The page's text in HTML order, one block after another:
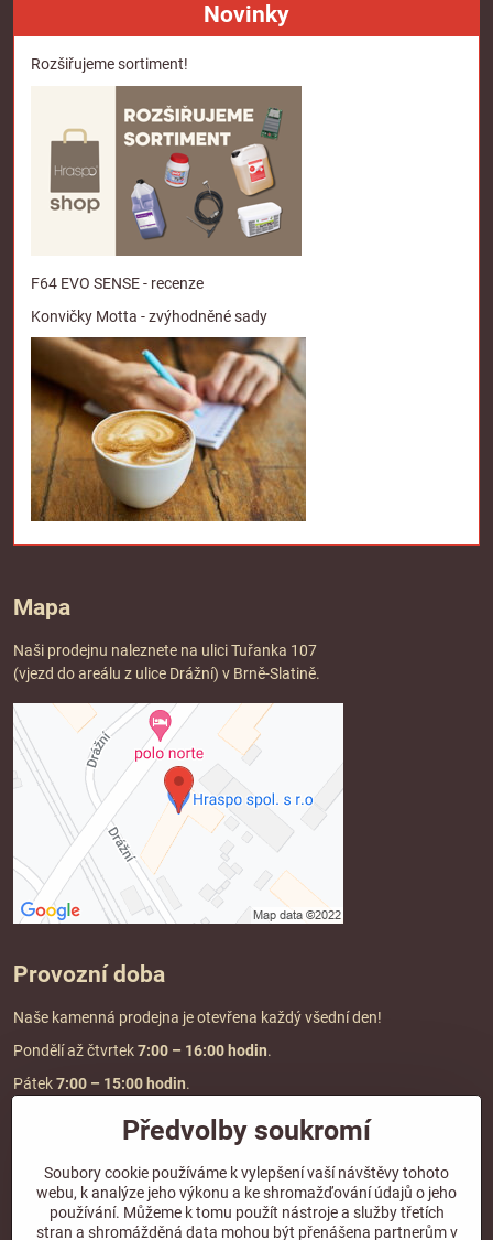
Novinky
Rozšiřujeme sortiment!
F64 EVO SENSE - recenze
Konvičky Motta - zvýhodněné sady
Mapa
Naši prodejnu naleznete na ulici Tuřanka 107
(vjezd do areálu z ulice Drážní) v Brně-Slatině.
Provozní doba
Naše kamenná prodejna je otevřena každý všední den!
Pondělí až čtvrtek7:00 – 16:00 hodin.
Pátek7:00 – 15:00 hodin.
Doprava a platba
DOPRAVA ZDARMA
při objednávce nad2000 Kč vč. DPH.
Předvolby soukromí
Soubory cookie používáme k vylepšení vaší návštěvy tohoto
webu, k analýze jeho výkonu a ke shromažďování údajů o jeho
používání. Můžeme k tomu použít nástroje a služby třetích
stran a shromážděná data mohou být přenášena partnerům v